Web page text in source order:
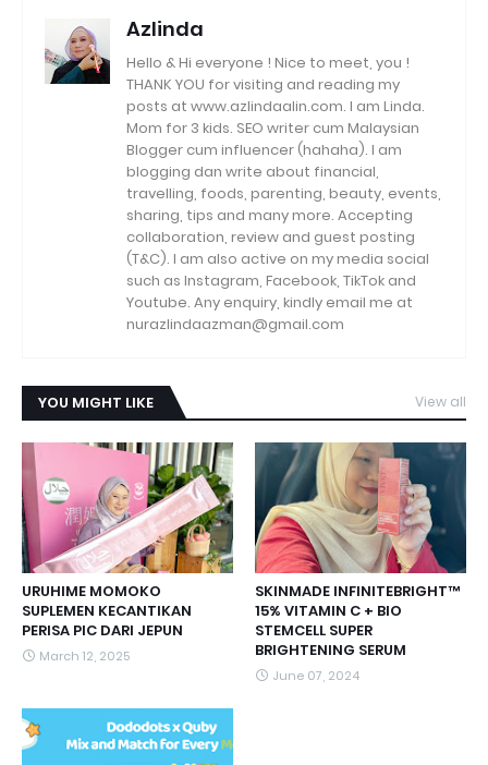
Azlinda
Hello & Hi everyone ! Nice to meet, you !
THANK YOU for visiting and reading my
posts at www.azlindaalin.com. I am Linda.
Mom for 3 kids. SEO writer cum Malaysian
Blogger cum influencer (hahaha). I am
blogging dan write about financial,
travelling, foods, parenting, beauty, events,
sharing, tips and many more. Accepting
collaboration, review and guest posting
(T&C). I am also active on my media social
such as Instagram, Facebook, TikTok and
Youtube. Any enquiry, kindly email me at
nurazlindaazman@gmail.com
YOU MIGHT LIKE View all
URUHIME MOMOKO
SUPLEMEN KECANTIKAN
PERISA PIC DARI JEPUN
March 12, 2025
SKINMADE INFINITEBRIGHT™
15% VITAMIN C + BIO
STEMCELL SUPER
BRIGHTENING SERUM
June 07, 2024